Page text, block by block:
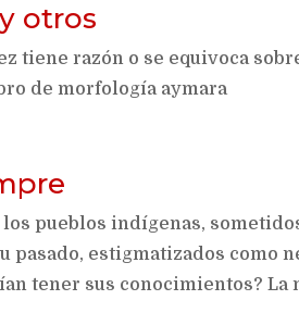
y otros
tiene razón o se equivoca
de morfología aymara
los pueblos indígenas,
pasado, estigmatizados como
tener sus conocimientos? La